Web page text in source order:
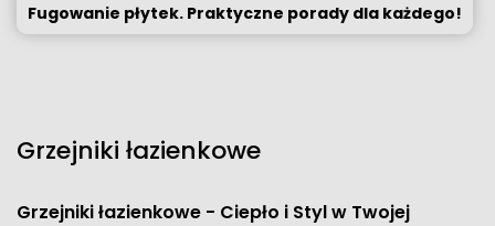
Fugowanie płytek. Praktyczne porady dla każdego!
Grzejniki łazienkowe
Grzejniki łazienkowe - Ciepło i Styl w Twojej